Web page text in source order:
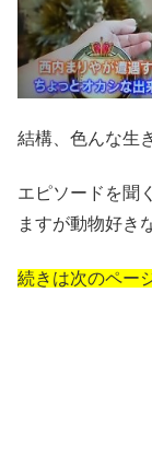
結構、色んな生
エピソードを聞
ますが動物好き
続きは次のペー